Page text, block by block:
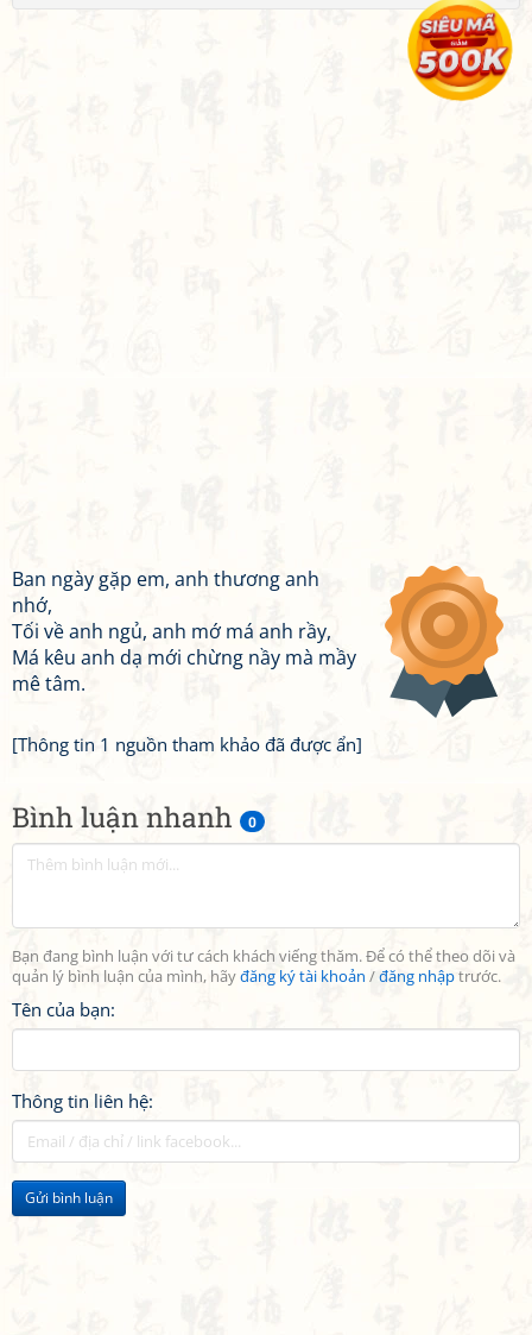
Bình luận nhanh 0
Bạn đang bình luận với tư cách khách viếng thăm. Để có thể theo dõi và
quản lý bình luận của mình, hãyđăng ký tài khoản /đăng nhậptrước.
Tên của bạn:
Thông tin liên hệ:
Gửi bình luận
Ban ngày gặp em, anh thương anh
nhớ,
Tối về anh ngủ, anh mớ má anh rầy,
Má kêu anh dạ mới chừng nầy mà mầy
mê tâm.
[Thông tin 1 nguồn tham khảo đã được ẩn]